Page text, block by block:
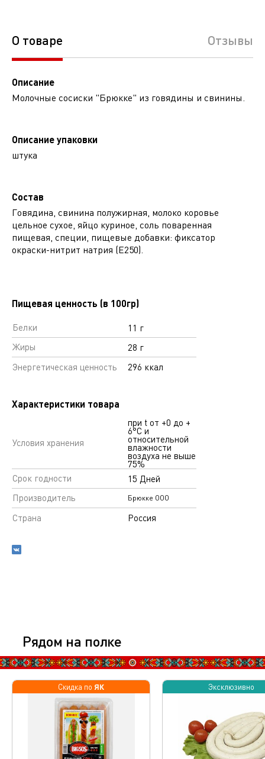
О товаре Отзывы
Описание
Молочные сосиски "Брюкке" из говядины и свинины.
Описание упаковки
штука
Состав
Говядина, свинина полужирная, молоко коровье
цельное сухое, яйцо куриное, соль поваренная
пищевая, специи, пищевые добавки: фиксатор
окраски-нитрит натрия (Е250).
Пищевая ценность (в 100гр)
Белки
11 г
Жиры
28 г
Энергетическая ценность
296 ккал
Характеристики товара
Условия хранения
при t от +0 до +
6°С и
относительной
влажности
воздуха не выше
75%
Срок годности
15 Дней
Производитель
Брюкке ООО
Страна Россия
Рядом на полке
Скидка по ЯК Эксклюзивно